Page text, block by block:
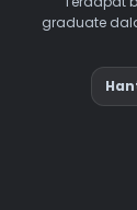
graduate